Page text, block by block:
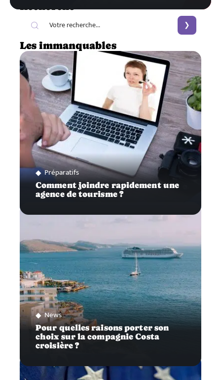
Recherche
Les immanquables
Préparatifs
Comment joindre rapidement une
agence de tourisme ?
News
Pour quelles raisons porter son
choix sur la compagnie Costa
croisière ?